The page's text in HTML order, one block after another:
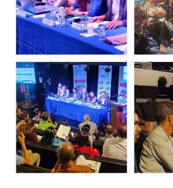
Publicité des actes
Marchés publics
Projets financés par l'Europe
Plans d'accès